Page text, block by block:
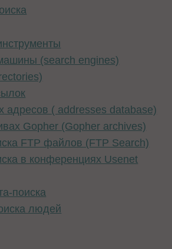
(search engines)
адресов ( addresses database)
Gopher (Gopher archives)
FTP файлов (FTP Search)
в конференциях Usenet
поиска
людей